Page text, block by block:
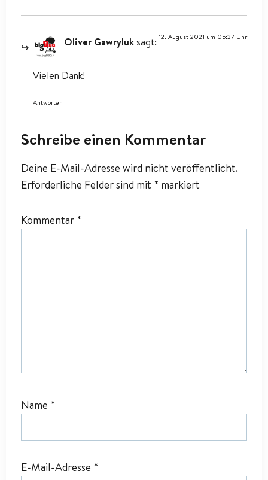
Oliver Gawryluk sagt: 12. August 2021 um 05:37 Uhr
Vielen Dank!
Antworten
Schreibe einen Kommentar
Deine E-Mail-Adresse wird nicht veröffentlicht.
Erforderliche Felder sind mit * markiert
Kommentar *
Name *
E-Mail-Adresse *